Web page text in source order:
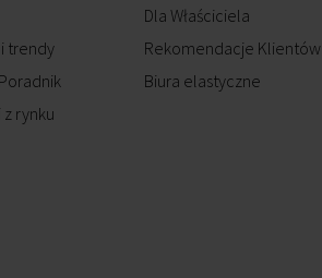
trendy
rynku
Dla Właściciela
Rekomendacje Klientów
Biura elastyczne